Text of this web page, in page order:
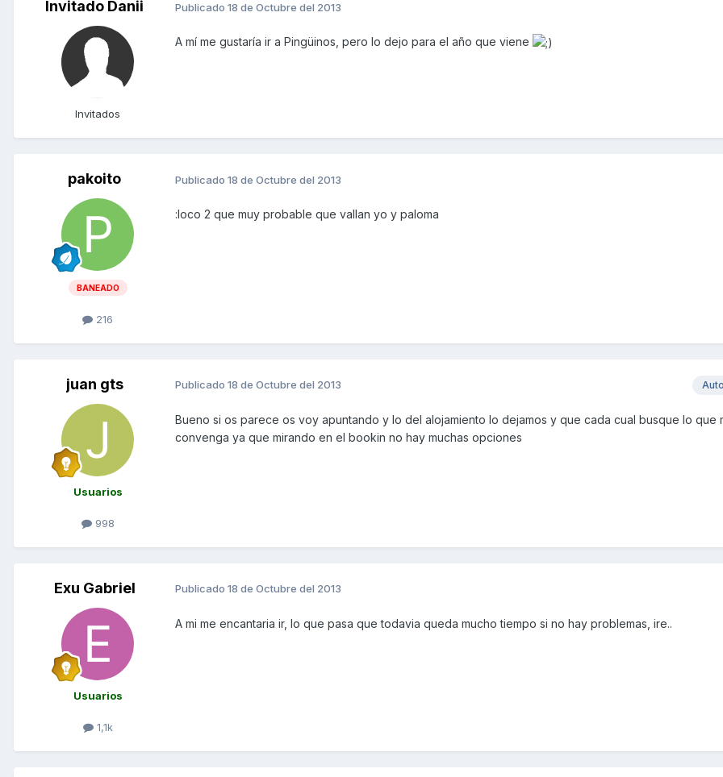
Invitado Danii
Invitados
Publicado 18 de Octubre del 2013
A mí me gustaría ir a Pingüinos, pero lo dejo para el año que viene
pakoito
BANEADO
216
Publicado 18 de Octubre del 2013
:loco 2 que muy probable que vallan yo y paloma
juan gts
Usuarios
998
Publicado 18 de Octubre del 2013
Bueno si os parece os voy apuntando y lo del alojamiento lo dejamos y que cada cual busque lo que
convenga ya que mirando en el bookin no hay muchas opciones
Exu Gabriel
Usuarios
1,1k
Publicado 18 de Octubre del 2013
A mi me encantaria ir, lo que pasa que todavia queda mucho tiempo si no hay problemas, ire..